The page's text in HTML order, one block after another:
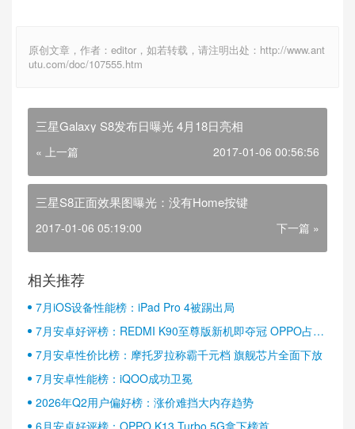
原创文章，作者：editor，如若转载，请注明出处：http://www.ant
utu.com/doc/107555.htm
三星Galaxy S8发布日曝光 4月18日亮相
« 上一篇 2017-01-06 00:56:56
三星S8正面效果图曝光：没有Home按键
2017-01-06 05:19:00 下一篇 »
相关推荐
7月iOS设备性能榜：iPad Pro 4被踢出局
7月安卓好评榜：REDMI K90至尊版新机即夺冠 OPPO占据
半壁江山
7月安卓性价比榜：摩托罗拉称霸千元档 旗舰芯片全面下放
7月安卓性能榜：iQOO成功卫冕
2026年Q2用户偏好榜：涨价难挡大内存趋势
6月安卓好评榜：OPPO K13 Turbo 5G拿下榜首